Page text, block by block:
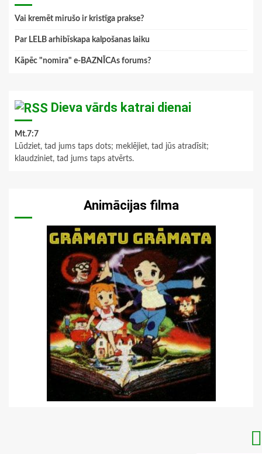
Vai kremēt mirušo ir kristīga prakse?
Par LELB arhibīskapa kalpošanas laiku
Kāpēc "nomira" e-BAZNĪCAs forums?
Dieva vārds katrai dienai
Mt.7:7
Lūdziet, tad jums taps dots; meklējiet, tad jūs atradīsit;
klaudziniet, tad jums taps atvērts.
Animācijas filma